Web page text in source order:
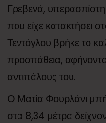
Γρεβενά,
που είχε κατακτήσει
Τεντόγλου βρήκε το
προσπάθεια,
αντιπάλους του.
Ο Ματία Φουρλάνι
στα 8,34 μέτρα